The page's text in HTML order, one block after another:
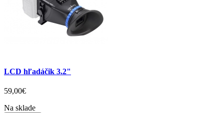
LCD hľadáčik 3.2"
59,00€
Na sklade